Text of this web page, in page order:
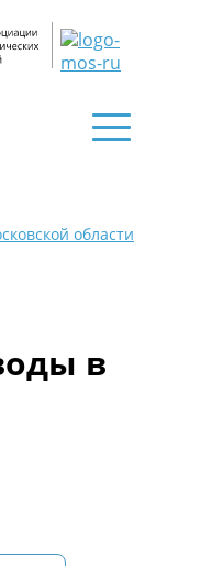
области
в